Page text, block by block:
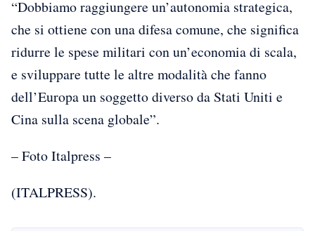
“Dobbiamo raggiungere un’autonomia strategica,
che si ottiene con una difesa comune, che significa
ridurre le spese militari con un’economia di scala,
e sviluppare tutte le altre modalità che fanno
dell’Europa un soggetto diverso da Stati Uniti e
Cina sulla scena globale”.
– Foto Italpress –
(ITALPRESS).